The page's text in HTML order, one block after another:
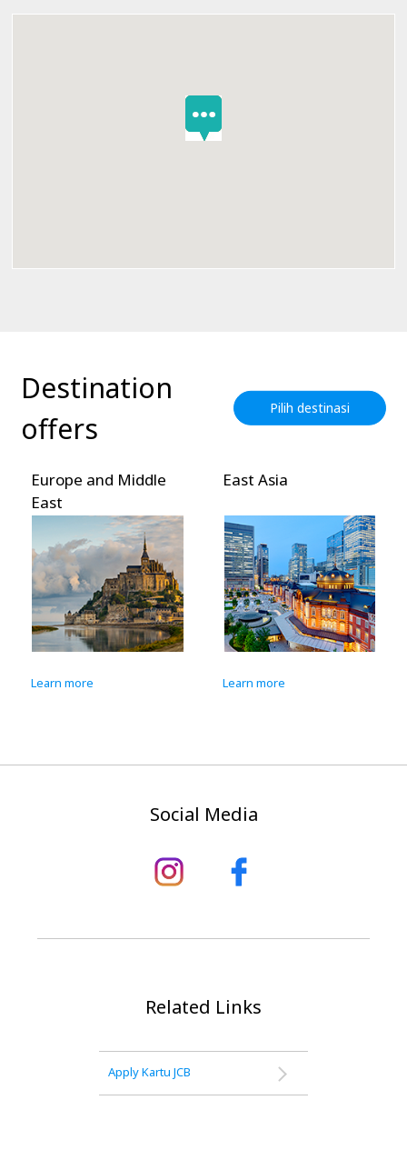
Destination
offers
Pilih destinasi
Europe and Middle
East
Learn more
East Asia
Learn more
Social Media
Related Links
Apply Kartu JCB